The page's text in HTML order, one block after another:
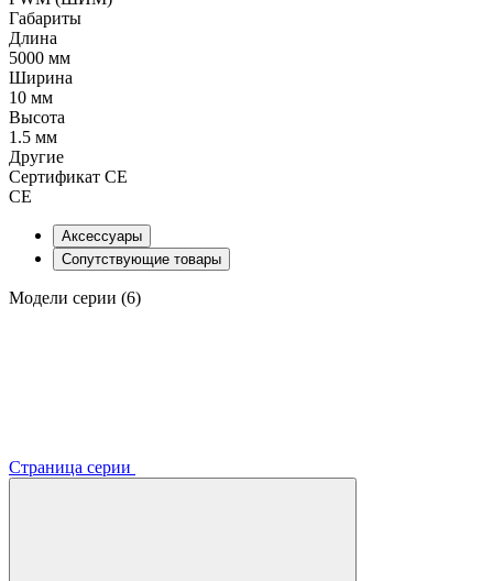
Габариты
Длина
5000 мм
Ширина
10 мм
Высота
1.5 мм
Другие
Сертификат CE
CE
Аксессуары
Сопутствующие товары
Модели серии (6)
Страница серии